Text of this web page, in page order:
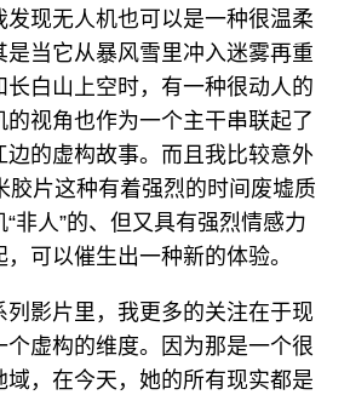
发现无人机也可以是一种很温柔
是当它从暴风雪里冲入迷雾再重
长白山上空时，有一种很动人的
视角也作为一个主干串联起了
边的虚构故事。而且我比较意外
胶片这种有着强烈的时间废墟质
非人”的、但又具有强烈情感力
可以催生出一种新的体验。
列影片里，我更多的关注在于现
个虚构的维度。因为那是一个很
域，在今天，她的所有现实都是